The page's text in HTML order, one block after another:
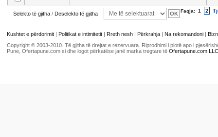
Selekto të gjitha / Deselekto të gjitha Faqja: 1 2
Kushtet e përdorimit | Politikat e intimitetit | Rreth nesh | Përkrahja | Na rekomandoni |
Copyright © 2003-2010. Të gjitha të drejtat e rezervuara. Riprodhimi i plotë apo i
Pune, Ofertapune.com si dhe logot përkatëse janë marka tregtare të Ofertapune.com LLC